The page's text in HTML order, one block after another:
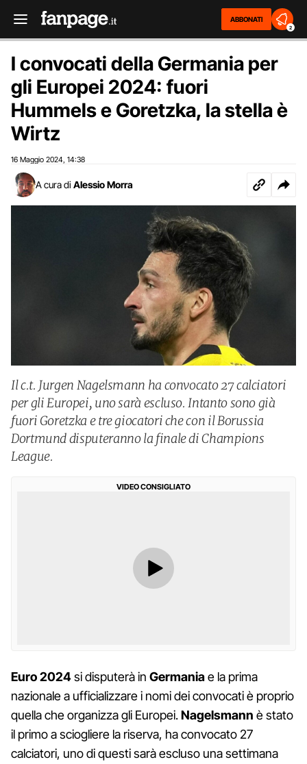
ABBONATI
2
I convocati della Germania per
gli Europei 2024: fuori
Hummels e Goretzka, la stella è
Wirtz
16 Maggio 2024 14:38
A cura di Alessio Morra
Il c.t. Jurgen Nagelsmann ha convocato 27 calciatori
per gli Europei, uno sarà escluso. Intanto sono già
fuori Goretzka e tre giocatori che con il Borussia
Dortmund disputeranno la finale di Champions
League.
VIDEO CONSIGLIATO
Euro 2024si disputerà in Germaniae la prima
nazionale a ufficializzare i nomi dei convocati è proprio
quella che organizza gli Europei.Nagelsmann è stato
il primo a sciogliere la riserva, ha convocato 27
calciatori, uno di questi sarà escluso una settimana